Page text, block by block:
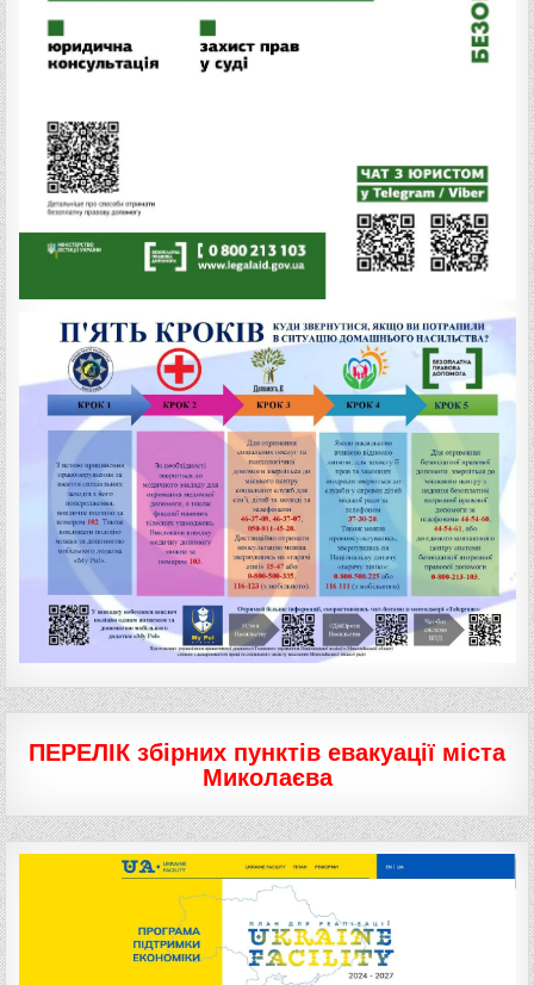
ПЕРЕЛІК збірних пунктів евакуації міста
Миколаєва